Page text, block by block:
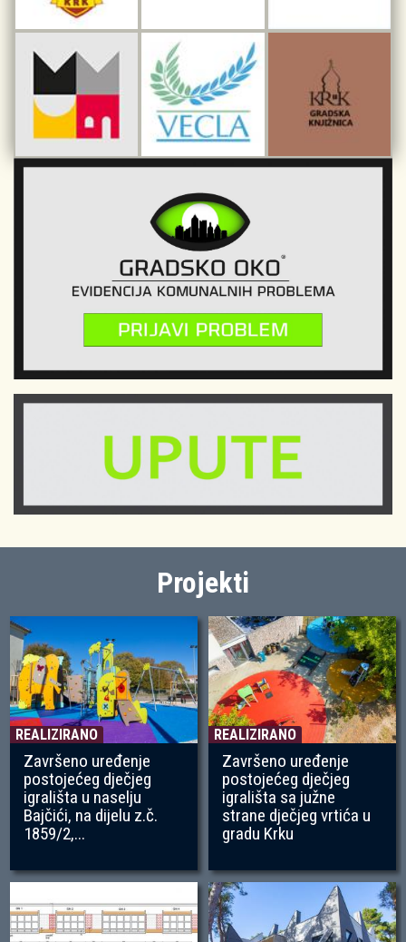
Projekti
REALIZIRANO
Završeno uređenje
postojećeg dječjeg
igrališta u naselju
Bajčići, na dijelu z.č.
1859/2,...
REALIZIRANO
Završeno uređenje
postojećeg dječjeg
igrališta sa južne
strane dječjeg vrtića u
gradu Krku